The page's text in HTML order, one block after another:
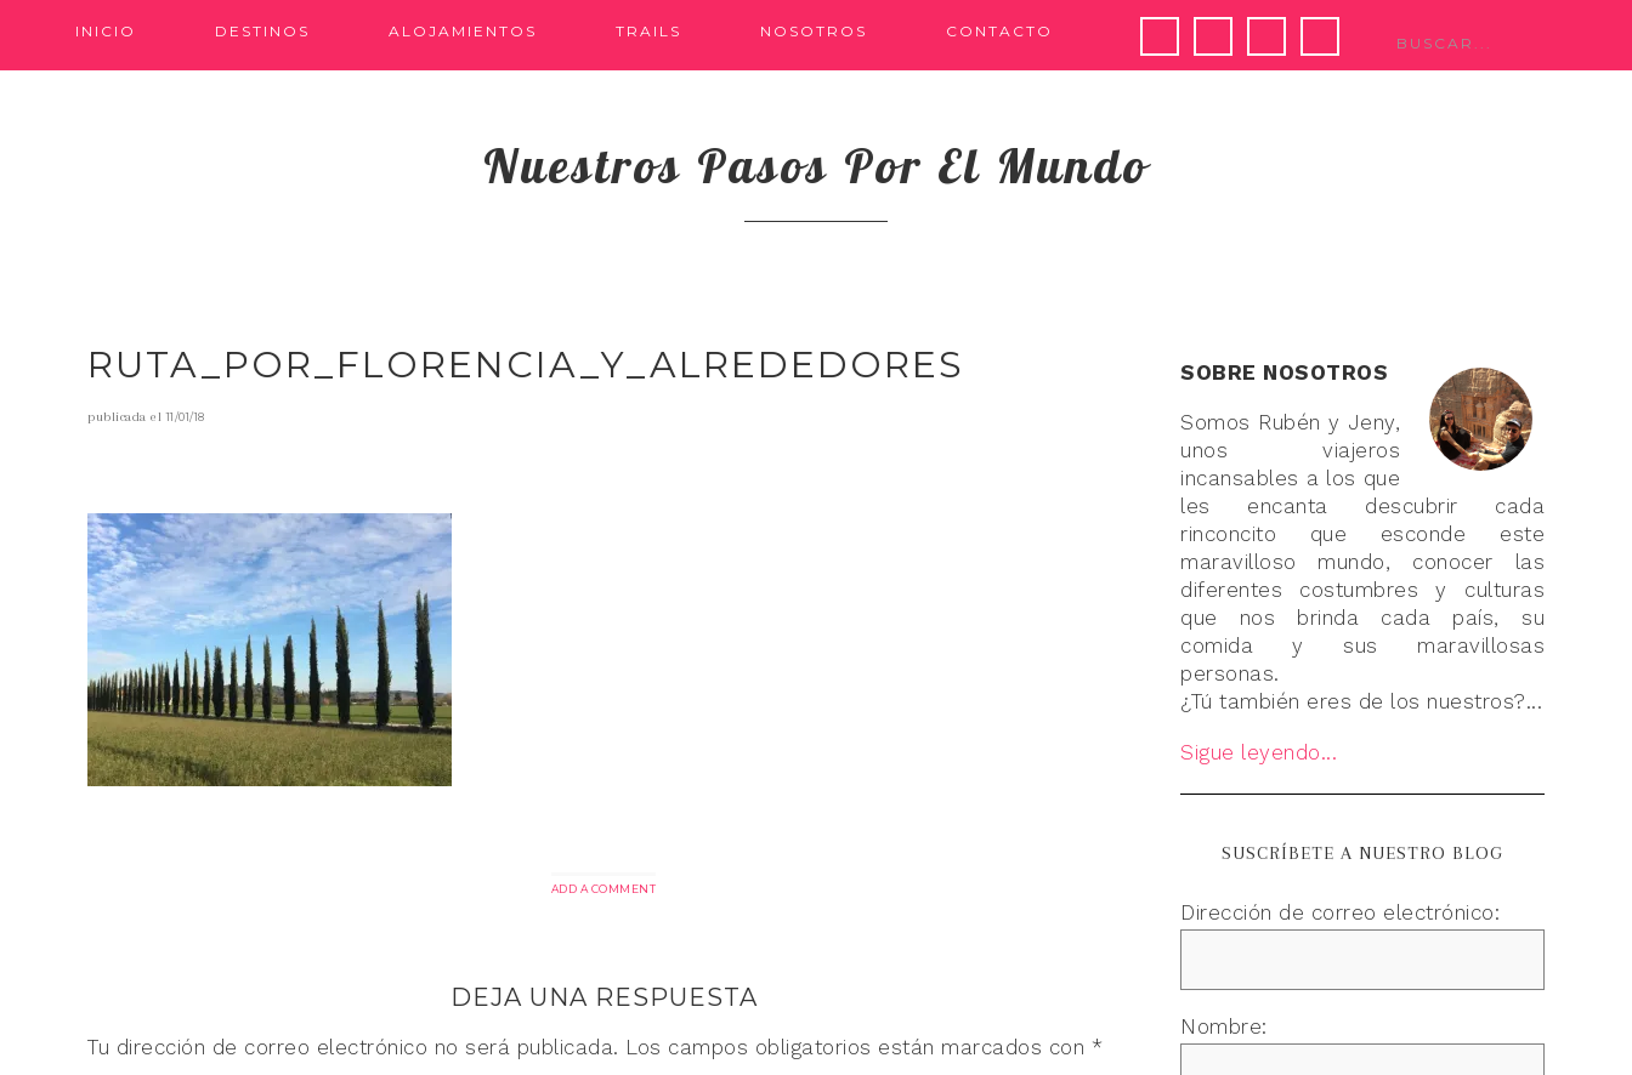
INICIO DESTINOS ALOJAMIENTOS TRAILS NOSOTROS CONTACTO
Nuestros Pasos Por El Mundo
RUTA_POR_FLORENCIA_Y_ALREDEDORES
publicada el11/01/18
ADD A COMMENT
DEJA UNA RESPUESTA
Tu dirección de correo electrónico no será publicada. Los campos obligatorios están marcados con *
SOBRE NOSOTROS
Somos Rubén y Jeny,
unos viajeros
incansables a los que
les encanta descubrir cada
rinconcito que esconde este
maravilloso mundo, conocer las
diferentes costumbres y culturas
que nos brinda cada país, su
comida y sus maravillosas
personas.
¿Tú también eres de los nuestros?...
Sigue leyendo...
SUSCRÍBETE A NUESTRO BLOG
Dirección de correo electrónico:
Nombre: